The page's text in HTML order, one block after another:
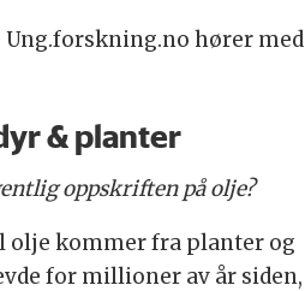
Ung.forskning.no hører med
& planter
oppskriften på olje?
olje kommer fra planter og
for millioner av år siden,